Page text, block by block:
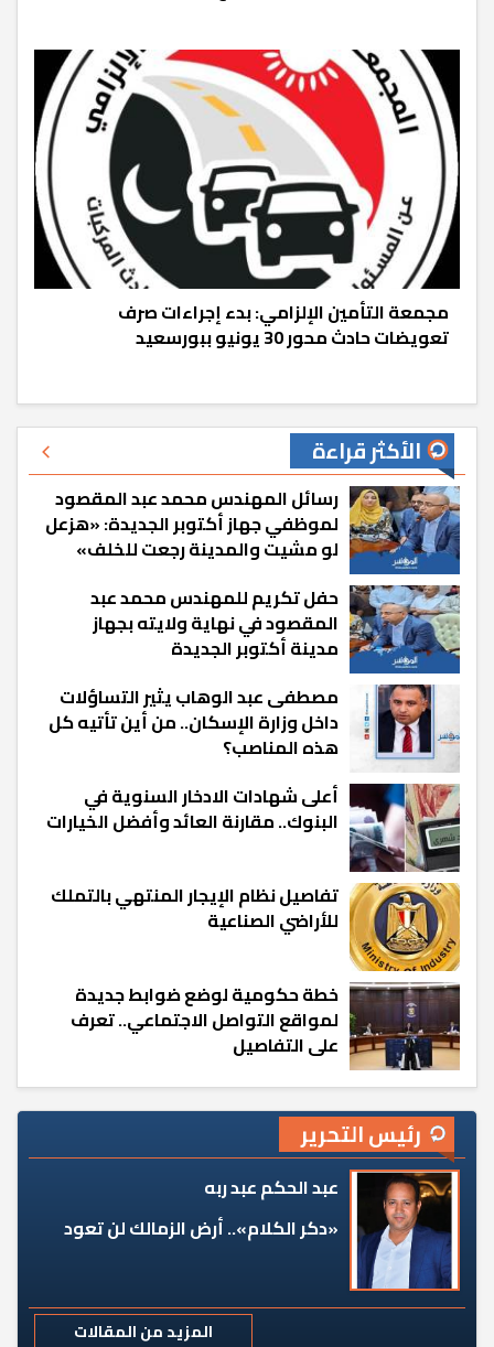
مجمعة التأمين الإلزامي: بدء إجراءات صرف
تعويضات حادث محور 30 يونيو ببورسعيد
الأكثر قراءة
رسائل المهندس محمد عبد المقصود
لموظفي جهاز أكتوبر الجديدة: «هزعل
لو مشيت والمدينة رجعت للخلف»
حفل تكريم للمهندس محمد عبد
المقصود في نهاية ولايته بجهاز
مدينة أكتوبر الجديدة
مصطفى عبد الوهاب يثير التساؤلات
داخل وزارة الإسكان.. من أين تأتيه كل
هذه المناصب؟
أعلى شهادات الادخار السنوية في
البنوك.. مقارنة العائد وأفضل الخيارات
تفاصيل نظام الإيجار المنتهي بالتملك
للأراضي الصناعية
خطة حكومية لوضع ضوابط جديدة
لمواقع التواصل الاجتماعي.. تعرف
على التفاصيل
رئيس التحرير
عبد الحكم عبد ربه
«دكر الكلام».. أرض الزمالك لن تعود
المزيد من المقالات